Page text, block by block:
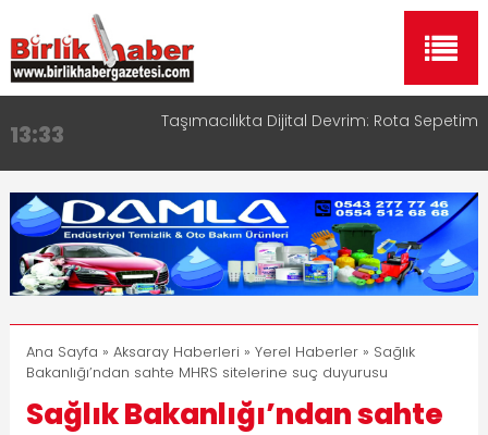
13:33 Taşımacılıkta Dijital Devrim: Rota Sepetim
17:15
Aksaray OSB Bölge Müdürü Makam Koltuğunu
Çocuklara Bıraktı
16:00
Aksaray Esnaf Rehberi ile Google ve Yapay Zeka
Aramalarında Öne Çıkın
8:23 Aksaray Esnaf Rehberi Hizmete Girdi
11:30
Birlikhaber.com Yayın Hayatına Başladı | Hızlı ve
Akıllı Haber Platformu
Ana Sayfa » Aksaray Haberleri » Yerel Haberler» Sağlık
Bakanlığı’ndan sahte MHRS sitelerine suç duyurusu
Sağlık Bakanlığı’ndan sahte